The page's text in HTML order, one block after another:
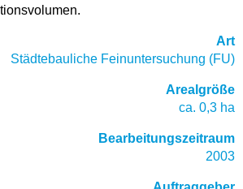
Art
Städtebauliche Feinuntersuchung (FU)
Arealgröße
ca. 0,3 ha
Bearbeitungszeitraum
2003